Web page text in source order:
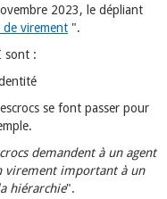
2023, le dépliant
virement ".
sont :
se font passer pour
demandent à un agent
virement importantà un
hiérarchie".